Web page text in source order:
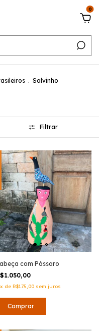
0
. Salvinho
Filtrar
com Pássaro
x de R$175,00 sem juros